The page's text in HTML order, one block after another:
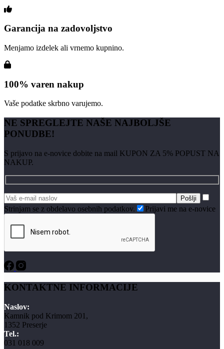
Garancija na zadovoljstvo
Menjamo izdelek ali vrnemo kupnino.
100% varen nakup
Vaše podatke skrbno varujemo.
NE SPREGLEJTE NAŠE NAJBOLJŠE
PONUDBE!
S prijavo na e-novice dobite na mail KUPON ZA 5% POPUST NA
NAKUP.
Strinjam se z obdelavo osebnih podatkov. Prijavi me na e-novice
KONTAKTNE INFORMACIJE
Naslov:
Kamnik pod Krimom 201,
1352 Preserje
Tel.:
031 018 009